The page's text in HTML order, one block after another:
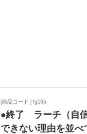
[商品コード ] fg19a
●終了 ラーチ（自
できない理由を並